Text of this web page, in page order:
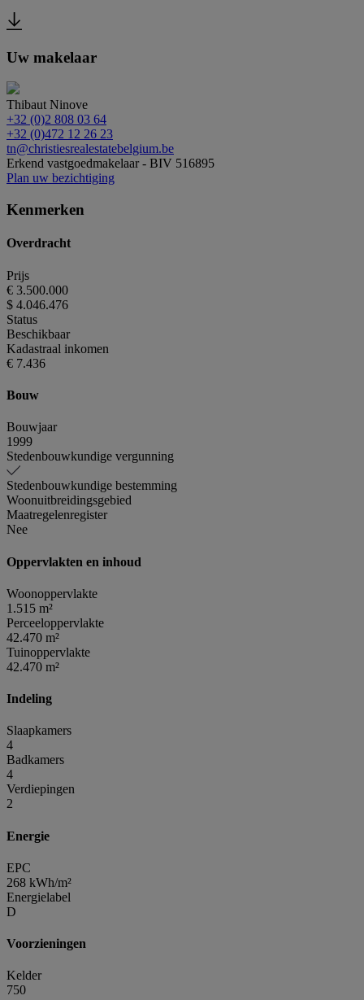
Uw makelaar
Thibaut Ninove
+32 (0)2 808 03 64
+32 (0)472 12 26 23
tn@christiesrealestatebelgium.be
Erkend vastgoedmakelaar - BIV 516895
Plan uw bezichtiging
Kenmerken
Overdracht
Prijs
€ 3.500.000
$ 4.046.476
Status
Beschikbaar
Kadastraal inkomen
€ 7.436
Bouw
Bouwjaar
1999
Stedenbouwkundige vergunning
Stedenbouwkundige bestemming
Woonuitbreidingsgebied
Maatregelenregister
Nee
Oppervlakten en inhoud
Woonoppervlakte
1.515 m²
Perceeloppervlakte
42.470 m²
Tuinoppervlakte
42.470 m²
Indeling
Slaapkamers
4
Badkamers
4
Verdiepingen
2
Energie
EPC
268 kWh/m²
Energielabel
D
Voorzieningen
Kelder
750